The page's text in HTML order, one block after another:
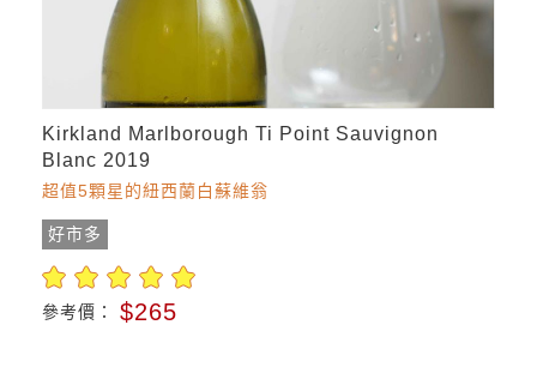
Kirkland Marlborough Ti Point Sauvignon
Blanc 2019
超值5顆星的紐西蘭白蘇維翁
好市多
參考價： $265